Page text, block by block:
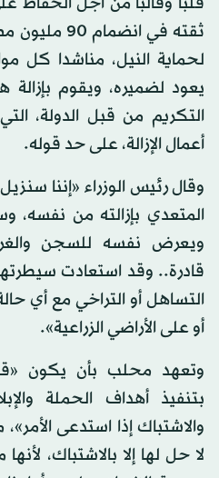
ثقته في
لحماية النيل، مناشدا كل
يعود لضميره، ويقوم
التكريم من قبل الدولة،
أعمال الإزالة، على حد قوله.
وقال رئيس الوزراء «إننا
المتعدي بإزالته من نفسه،
ويعرض نفسه للسجن
قادرة.. وقد استعادت
التساهل أو التراخي مع أي
أو على الأراضي الزراعية».
وتعهد محلب بأن يكون
بتنفيذ أهداف الحملة
والاشتباك إذا استدعى
لا حل لها إلا بالاشتباك،